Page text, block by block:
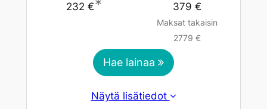
232 € 379 €
Maksat takaisin
2779 €
Hae lainaa
Näytä lisätiedot